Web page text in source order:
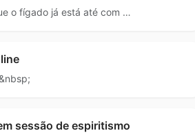
o fígado já está até com …
sessão de espiritismo